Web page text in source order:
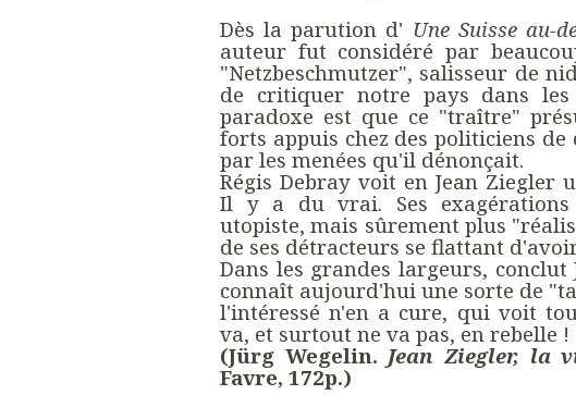
Dès la parution d' Une Suisse au-
auteur fut considéré par
"Netzbeschmutzer", salisseur de
de critiquer notre pays dans
paradoxe est que ce "traître"
forts appuis chez des politiciens
par les menées qu'il dénonçait.
Régis Debray voit en Jean Ziegler
Il y a du vrai. Ses exagérations
utopiste, mais sûrement plus
de ses détracteurs se flattant
Dans les grandes largeurs, conclut
connaît aujourd'hui une sorte de
l'intéressé n'en a cure, qui voit
va, et surtout ne va pas, en rebelle !
(Jürg Wegelin. Jean Ziegler, la
Favre, 172p.)